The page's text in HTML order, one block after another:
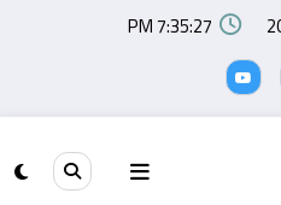
7:35:27 PM